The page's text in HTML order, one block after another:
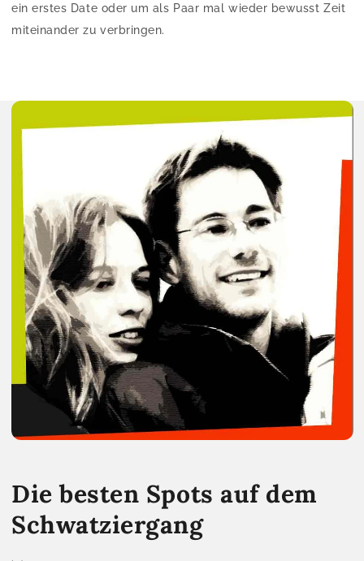
ein erstes Date oder um als Paar mal wieder bewusst Zeit
miteinander zu verbringen.
Die besten Spots auf dem
Schwatziergang